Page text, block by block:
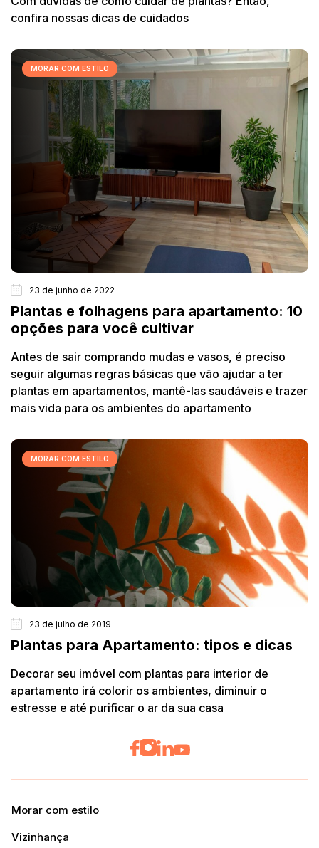
confira nossas dicas de cuidados
MORAR COM ESTILO
23 de junho de 2022
Plantas e folhagens para apartamento: 10
opções para você cultivar
Antes de sair comprando mudas e vasos, é preciso
seguir algumas regras básicas que vão ajudar a ter
plantas em apartamentos, mantê-las saudáveis e trazer
mais vida para os ambientes do apartamento
MORAR COM ESTILO
23 de julho de 2019
Plantas para Apartamento: tipos e dicas
Decorar seu imóvel com plantas para interior de
apartamento irá colorir os ambientes, diminuir o
estresse e até purificar o ar da sua casa
Morar com estilo
Vizinhança